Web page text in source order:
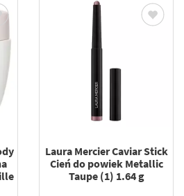
Laura Mercier Caviar Stick
Cień do powiek Metallic
Taupe (1) 1.64 g